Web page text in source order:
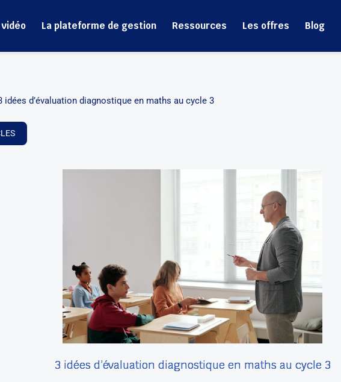
La plateforme de gestion Ressources Les offres Blog
idées d’évaluation diagnostique en maths au cycle 3
3 idées d’évaluation diagnostique en maths au cycle 3